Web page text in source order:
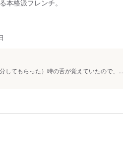
本格派フレンチ。
してもらった）時の舌が覚えていたので、...